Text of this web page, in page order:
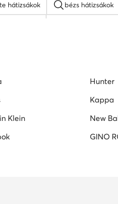
hátizsákok bézs hátizsákok
Hunter
Kappa
Klein New
GINO